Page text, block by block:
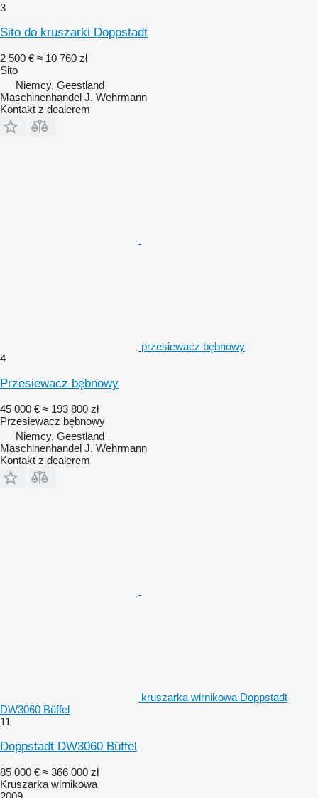
3
Sito do kruszarki Doppstadt
2 500 € ≈ 10 760 zł
Sito
Niemcy, Geestland
Maschinenhandel J. Wehrmann
Kontakt z dealerem
przesiewacz bębnowy
4
Przesiewacz bębnowy
45 000 € ≈ 193 800 zł
Przesiewacz bębnowy
Niemcy, Geestland
Maschinenhandel J. Wehrmann
Kontakt z dealerem
kruszarka wirnikowa Doppstadt
DW3060 Büffel
11
Doppstadt DW3060 Büffel
85 000 € ≈ 366 000 zł
Kruszarka wirnikowa